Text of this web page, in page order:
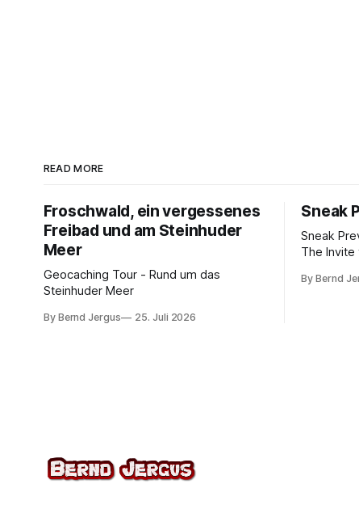
READ MORE
Froschwald, ein vergessenes
Freibad und am Steinhuder
Meer
Geocaching Tour - Rund um das
Steinhuder Meer
By Bernd Jergus 25. Juli 2026
Sneak
Sneak
The Invite
Norton.
By Bernd